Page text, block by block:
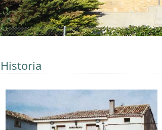
Historia